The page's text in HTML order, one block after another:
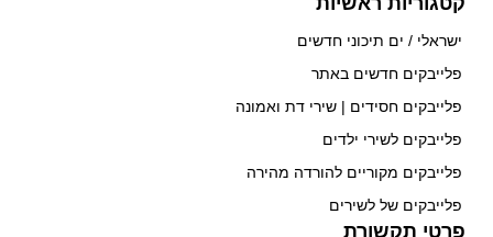
ישראלי / ים תיכוני חדשים
פלייבקים חדשים באתר
פלייבקים חסידים | שירי דת ואמונה
פלייבקים לשירי ילדים
פלייבקים מקוריים להורדה מהירה
פלייבקים של לשירים
פרטי תקשורת